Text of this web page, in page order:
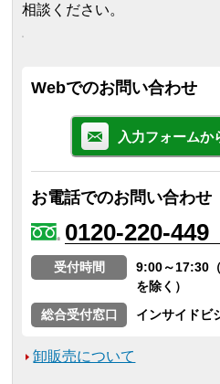
相談ください。
Webでのお問い合わせ
入力フォームか
お電話でのお問い合わせ
0120-220-449
受付時間
9:00～17:30
を除く）
総合受付窓口
インサイドビ
卸販売について